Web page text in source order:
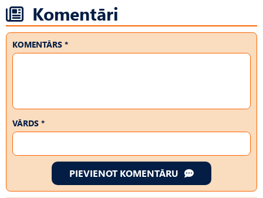
Komentāri
KOMENTĀRS *
VĀRDS *
PIEVIENOT KOMENTĀRU